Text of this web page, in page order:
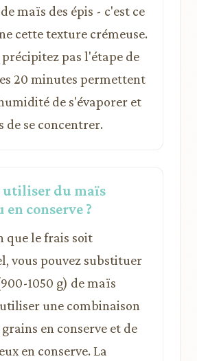
maïs des épis - c'est ce
cette texture crémeuse.
précipitez pas l'étape de
20 minutes permettent
de s'évaporer et
de se concentrer.
utiliser du maïs
en conserve ?
que le frais soit
vous pouvez substituer
1050 g) de maïs
une combinaison
en conserve et de
en conserve. La